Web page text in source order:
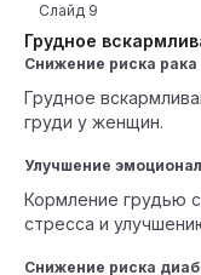
Грудное
Слайд 9
Снижение риска рака
Грудное
груди у женщин.
Улучшение
Кормление грудью
стресса и
Снижение риска